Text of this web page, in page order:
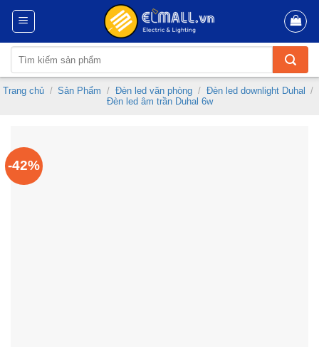
Skip
content
kiếm:
Trang chủ / Sản Phẩm / Đèn led văn phòng / Đèn led downlight Duhal
/
Đèn led âm trần Duhal 6w
-42%